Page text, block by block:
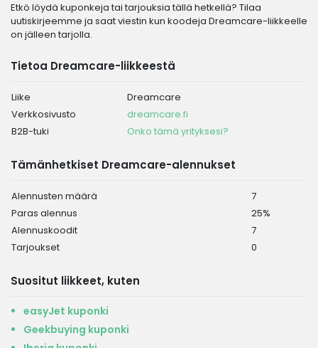
Etkö löydä kuponkeja tai tarjouksia tällä hetkellä? Tilaa
uutiskirjeemme ja saat viestin kun koodeja Dreamcare-liikkeelle
on jälleen tarjolla.
Tietoa Dreamcare-liikkeestä
Liike
Dreamcare
Verkkosivusto
dreamcare.fi
B2B-tuki
Onko tämä yrityksesi?
Tämänhetkiset Dreamcare-alennukset
Alennusten määrä
7
Paras alennus
25%
Alennuskoodit
7
Tarjoukset
0
Suositut liikkeet, kuten
easyJet kuponki
Geekbuying kuponki